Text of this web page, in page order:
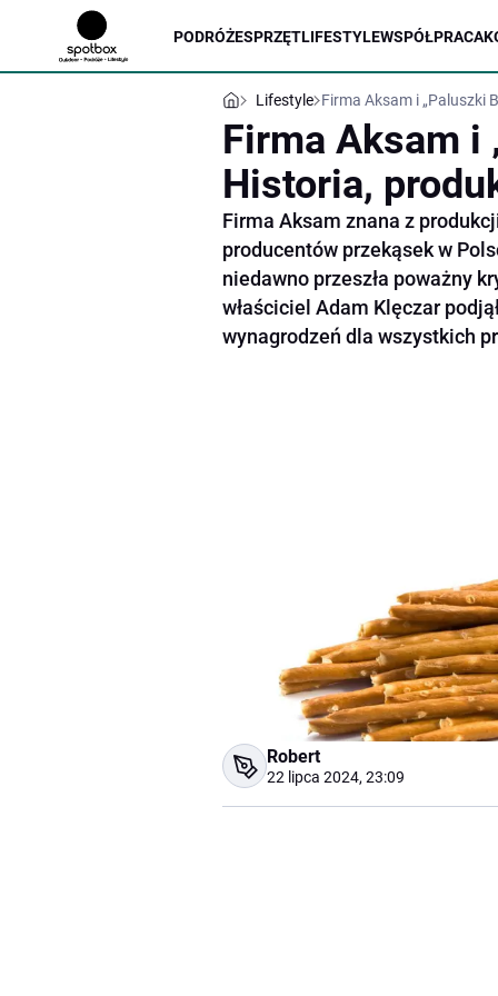
PODRÓŻESPRZĘTLIFESTYLEWSPÓŁPRACA
Lifestyle Firma Aksam i „Paluszki
Firma Aksam i
Historia,
Firma Aksam znana z
producentów przekąsek w
niedawno przeszła poważny
właściciel Adam Klęczar
wynagrodzeń dla wszystkich
Robert
22 lipca 2024, 23:09